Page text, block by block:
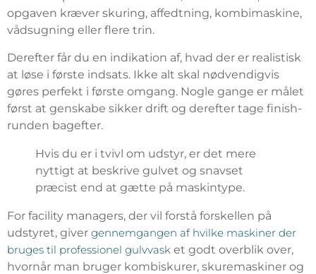
opgaven kræver skuring, affedtning, kombimaskine,
vådsugning eller flere trin.
Derefter får du en indikation af, hvad der er realistisk
at løse i første indsats. Ikke alt skal nødvendigvis
gøres perfekt i første omgang. Nogle gange er målet
først at genskabe sikker drift og derefter tage finish-
runden bagefter.
Hvis du er i tvivl om udstyr, er det mere
nyttigt at beskrive gulvet og snavset
præcist end at gætte på maskintype.
For facility managers, der vil forstå forskellen på
udstyret, giver gennemgangen af hvilke maskiner der
bruges til professionel gulvvask et godt overblik over,
hvornår man bruger kombiskurer, skuremaskiner og